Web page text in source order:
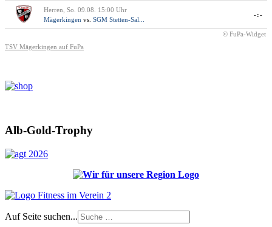
Herren, So. 09.08. 15:00 Uhr
Mägerkingen vs. SGM Stetten-Sal...
-:-
© FuPa-Widget
TSV Mägerkingen auf FuPa
Alb-Gold-Trophy
Auf Seite suchen...